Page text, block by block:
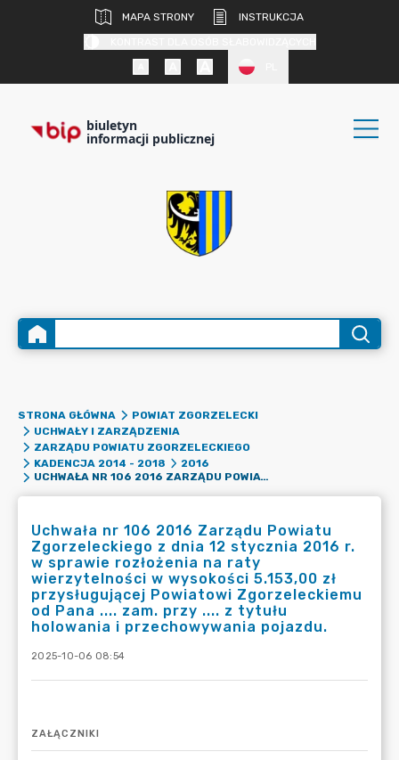
MAPA STRONY
INSTRUKCJA
biuletyn
informacji publicznej
STRONA GŁÓWNA
POWIAT ZGORZELECKI
UCHWAŁY I ZARZĄDZENIA
ZARZĄDU POWIATU ZGORZELECKIEGO
KADENCJA 2014 - 2018
2016
UCHWAŁA NR 106 2016 ZARZĄDU POWIATU ZGORZELECKIEGO Z DNIA 12 STYCZNIA 2016 R. W SPRAWIE ROZŁOŻENIA NA RATY WIERZYTELNOŚCI W WYSOKOŚCI 5.153,00 ZŁ PRZYSŁUGUJĄCEJ POWIATOWI ZGORZELECKIEMU OD PANA .... ZAM. PRZY .... Z TYTUŁU HOLOWANIA I PRZECHOWYWANIA POJAZDU.
Uchwała nr 106 2016 Zarządu Powiatu
Zgorzeleckiego z dnia 12 stycznia 2016 r.
w sprawie rozłożenia na raty
wierzytelności w wysokości 5.153,00 zł
przysługującej Powiatowi Zgorzeleckiemu
od Pana .... zam. przy .... z tytułu
holowania i przechowywania pojazdu.
2025-10-06 08:54
ZAŁĄCZNIKI